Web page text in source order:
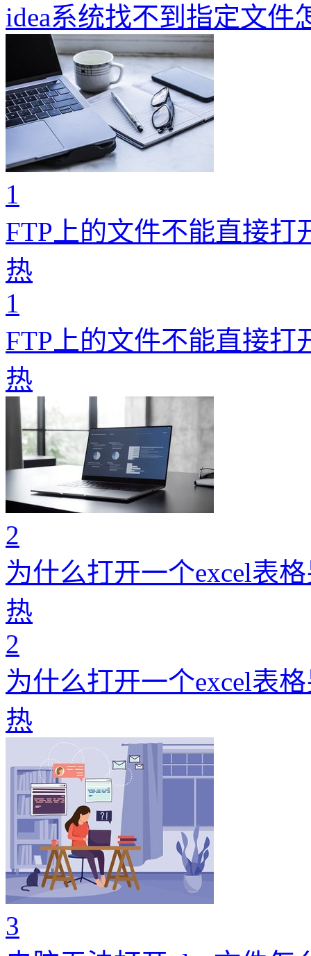
idea系统找不到指定文件
1
FTP上的文件不能直接打
热
1
FTP上的文件不能直接打
热
2
为什么打开一个excel表
热
2
为什么打开一个excel表
热
3